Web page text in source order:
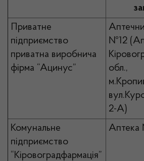
Приватне
підприємство
приватна виробнича
фірма “Ацинус”
№12
обл.,
2-А)
Комунальне
підприємство
“Кіровоградфармація”
Аптека